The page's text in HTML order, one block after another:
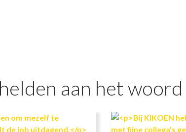
aan het woord